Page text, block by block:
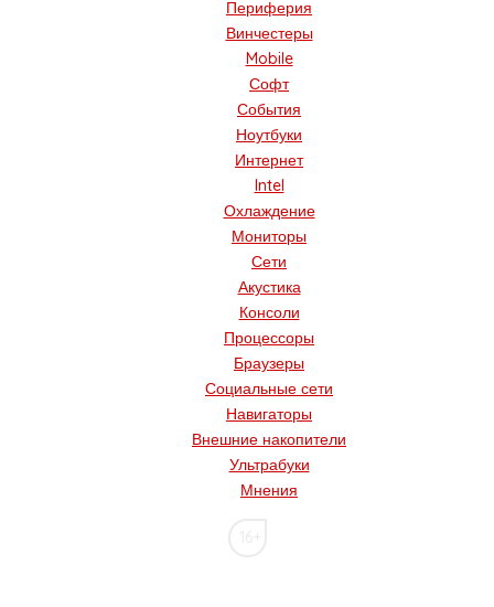
Периферия
Винчестеры
Mobile
Софт
События
Ноутбуки
Интернет
Intel
Охлаждение
Мониторы
Сети
Акустика
Консоли
Процессоры
Браузеры
Социальные сети
Навигаторы
Внешние накопители
Ультрабуки
Мнения